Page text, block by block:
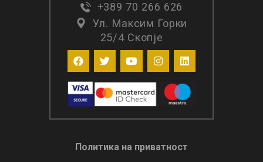
+389 70 266 626
Ул. Максим Горки
25/4 Скопје
Политика на приватност